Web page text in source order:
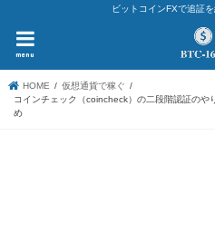
ビットコインFXで追証
menu
HOME
仮想通貨で稼ぐ
コインチェック（coincheck）の二段階認証の
め